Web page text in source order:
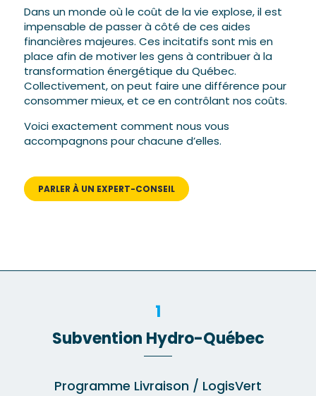
Dans un monde où le coût de la vie explose, il est
impensable de passer à côté de ces aides
financières majeures. Ces incitatifs sont mis en
place afin de motiver les gens à contribuer à la
transformation énergétique du Québec.
Collectivement, on peut faire une différence pour
consommer mieux, et ce en contrôlant nos coûts.
Voici exactement comment nous vous
accompagnons pour chacune d’elles.
PARLER À UN EXPERT-CONSEIL
1
Subvention Hydro-Québec
Programme Livraison / LogisVert